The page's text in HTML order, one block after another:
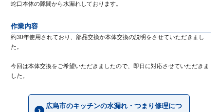
蛇口本体の隙間から水漏れしております。
作業内容
約30年使用されており、部品交換か本体交換の説明をさせていただきまし
た。
今回は本体交換をご希望いただきましたので、即日に対応させていただきま
した。
広島市のキッチンの水漏れ・つまり修理につ